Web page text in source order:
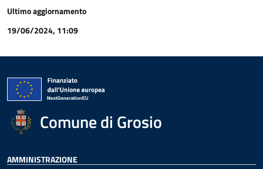
Ultimo aggiornamento
19/06/2024, 11:09
Comune di Grosio
AMMINISTRAZIONE